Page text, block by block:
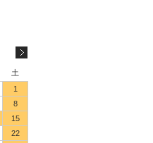
土
1
8
15
22